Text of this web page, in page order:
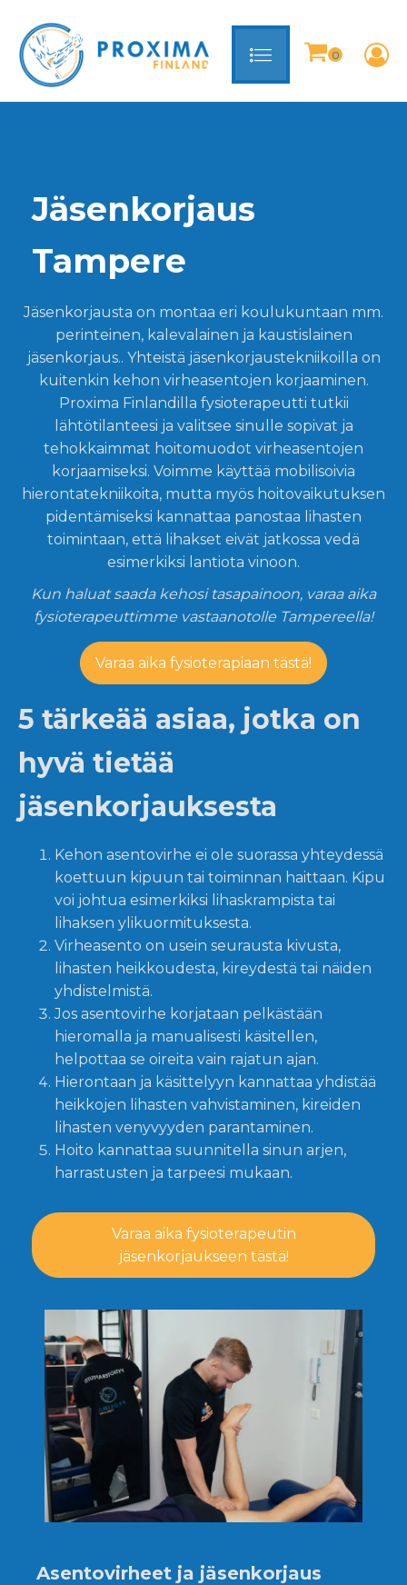
Jäsenkorjaus
Tampere
Jäsenkorjausta on montaa eri koulukuntaan mm.
perinteinen, kalevalainen ja kaustislainen
jäsenkorjaus.. Yhteistä jäsenkorjaustekniikoilla on
kuitenkin kehon virheasentojen korjaaminen.
Proxima Finlandilla fysioterapeutti tutkii
lähtötilanteesi ja valitsee sinulle sopivat ja
tehokkaimmat hoitomuodot virheasentojen
korjaamiseksi. Voimme käyttää mobilisoivia
hierontatekniikoita, mutta myös hoitovaikutuksen
pidentämiseksi kannattaa panostaa lihasten
toimintaan, että lihakset eivät jatkossa vedä
esimerkiksi lantiota vinoon.
Kun haluat saada kehosi tasapainoon, varaa aika
fysioterapeuttimme vastaanotolle Tampereella!
Varaa aika fysioterapiaan tästä!
5 tärkeää asiaa, jotka on
hyvä tietää
jäsenkorjauksesta
Kehon asentovirhe ei ole suorassa yhteydessä
koettuun kipuun tai toiminnan haittaan. Kipu
voi johtua esimerkiksi lihaskrampista tai
lihaksen ylikuormituksesta.
Virheasento on usein seurausta kivusta,
lihasten heikkoudesta, kireydestä tai näiden
yhdistelmistä.
Jos asentovirhe korjataan pelkästään
hieromalla ja manualisesti käsitellen,
helpottaa se oireita vain rajatun ajan.
Hierontaan ja käsittelyyn kannattaa yhdistää
heikkojen lihasten vahvistaminen, kireiden
lihasten venyvyyden parantaminen.
Hoito kannattaa suunnitella sinun arjen,
harrastusten ja tarpeesi mukaan.
Varaa aika fysioterapeutin
jäsenkorjaukseen tästä!
Asentovirheet ja jäsenkorjaus